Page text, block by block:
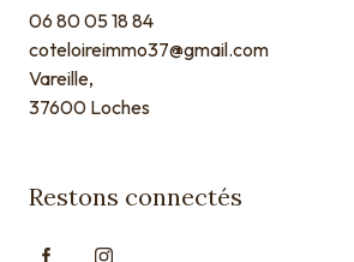
06 80 05 18 84
coteloireimmo37@gmail.com
Vareille,
37600 Loches
Restons connectés